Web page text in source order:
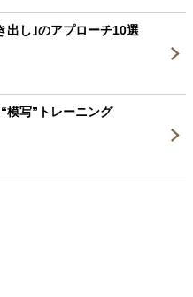
出し｣のアプローチ10選
模写”トレーニング